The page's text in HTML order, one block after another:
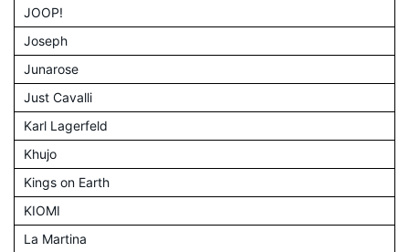
JOOP!
Joseph
Junarose
Just Cavalli
Karl Lagerfeld
Khujo
Kings on Earth
KIOMI
La Martina